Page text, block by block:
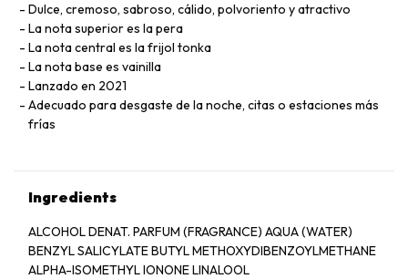
Dulce, cremoso, sabroso, cálido, polvoriento y atractivo
La nota superior es la pera
La nota central es la frijol tonka
La nota base es vainilla
Lanzado en 2021
Adecuado para desgaste de la noche, citas o estaciones más
frías
Ingredients
ALCOHOL DENAT. PARFUM (FRAGRANCE) AQUA (WATER)
BENZYL SALICYLATE BUTYL METHOXYDIBENZOYLMETHANE
ALPHA-ISOMETHYL IONONE LINALOOL